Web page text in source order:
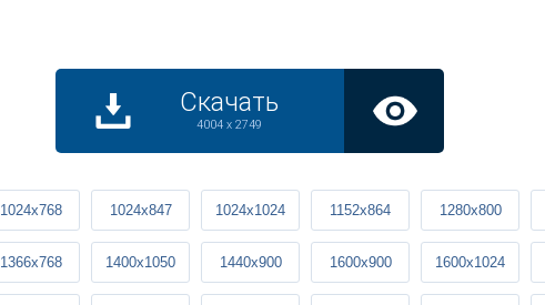
Скачать
4004 x 2749
1024x768 1024x847 1024x1024 1152x864 1280x800
1366x768 1400x1050 1440x900 1600x900 1600x1024